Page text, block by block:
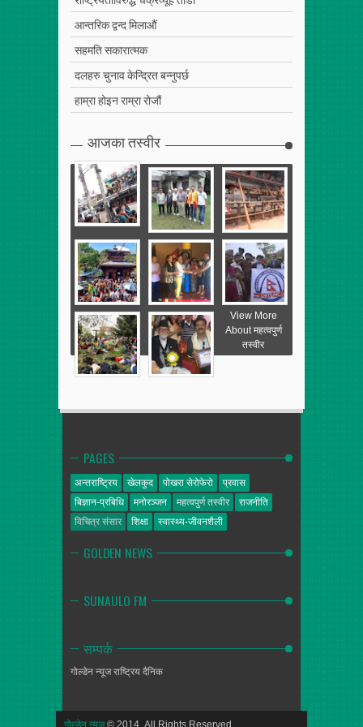
आन्तरिक द्वन्द मिलाऔं
सहमति सकारात्मक
दलहरु चुनाव केन्द्रित बन्नुपर्छ
हाम्रा होइन राम्रा रोजौं
आजका तस्वीर
View More
About महत्वपुर्ण
तस्वीर
PAGES
अन्तराष्ट्रिय खेलकुद पोखरा सेरोफेरो
प्रवास
बिज्ञान-प्रबिधि
मनोरञ्जन महत्वपुर्ण तस्वीर
राजनीति
विचित्र संसार
शिक्षा स्वास्थ्य-जीवनशैली
GOLDEN NEWS
SUNAULO FM
सम्पर्क
गोल्डेन न्यूजराष्ट्रिय दैनिक
गोल्डेन न्यूज© 2014. All Rights Reserved.